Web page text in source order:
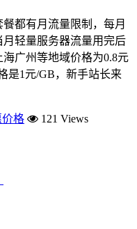
都有月流量限制，每月
轻量服务器流量用完后
广州等地域价格为0.8元
是1元/GB，新手站长来
价格 121 Views